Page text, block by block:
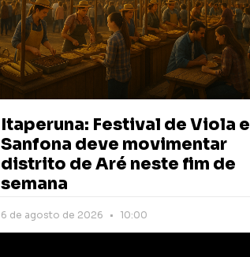
Itaperuna: Festival de Viola e
Sanfona deve movimentar
distrito de Aré neste fim de
semana
6 de agosto de 2026 10:00